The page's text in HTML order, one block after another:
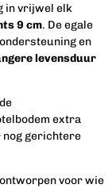
in vrijwel elk
9 cm. De egale
en
levensduur
extra
nog gerichtere
voor wie